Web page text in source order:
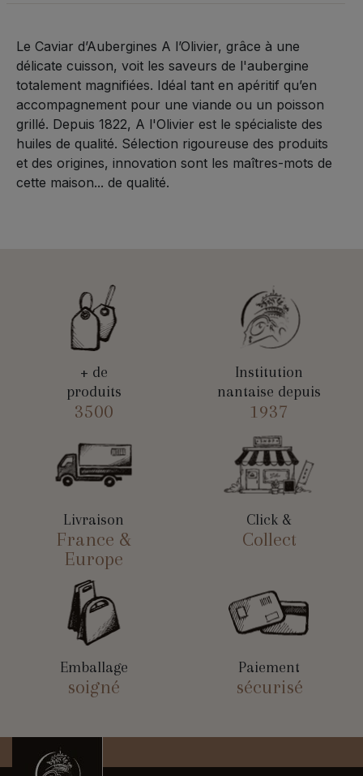
Le Caviar d’Aubergines A l’Olivier, grâce à une
délicate cuisson, voit les saveurs de l'aubergine
totalement magnifiées. Idéal tant en apéritif qu’en
accompagnement pour une viande ou un poisson
grillé. Depuis 1822, A l'Olivier est le spécialiste des
huiles de qualité. Sélection rigoureuse des produits
et des origines, innovation sont les maîtres-mots de
cette maison... de qualité.
+ de
produits
3500
Institution
nantaise depuis
1937
Livraison
France &
Europe
Click &
Collect
Emballage
soigné
Paiement
sécurisé